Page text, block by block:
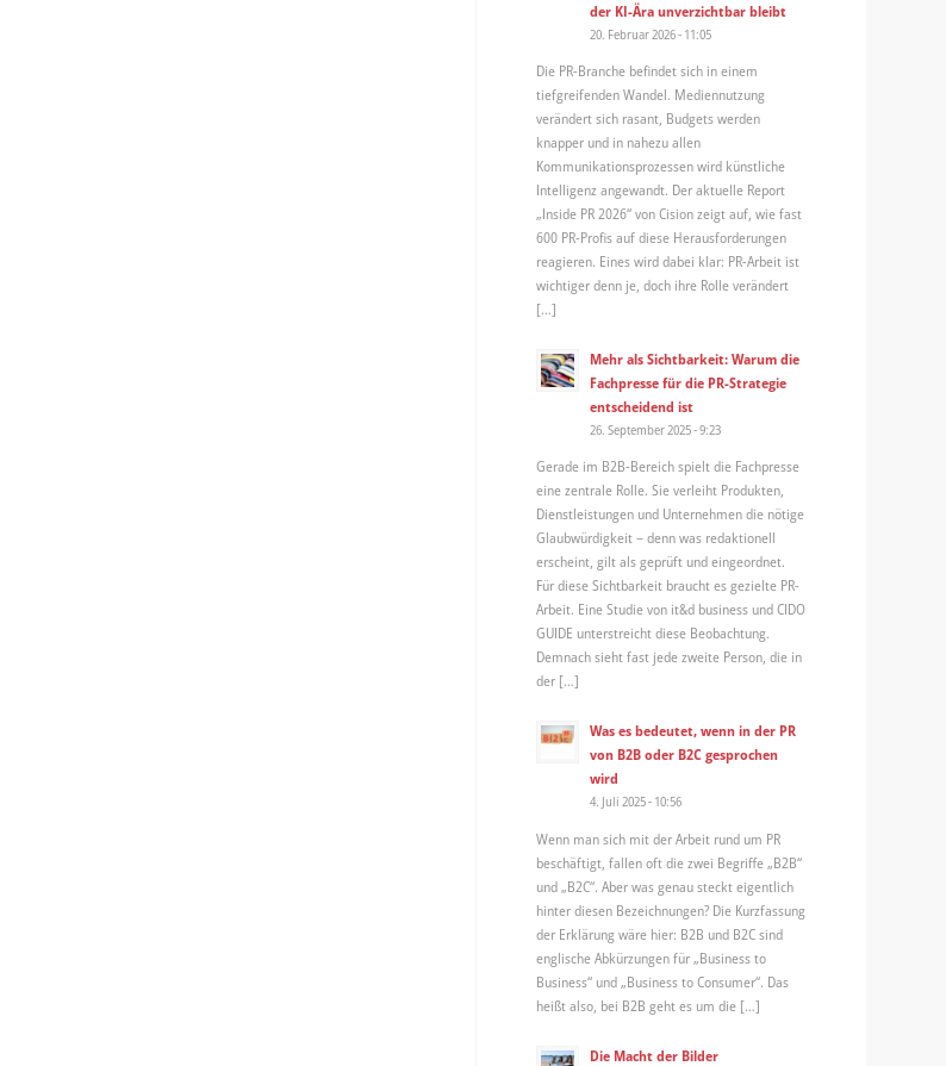
der KI-Ära unverzichtbar bleibt
20. Februar 2026 - 11:05
Die PR-Branche befindet sich in einem
tiefgreifenden Wandel. Mediennutzung
verändert sich rasant, Budgets werden
knapper und in nahezu allen
Kommunikationsprozessen wird künstliche
Intelligenz angewandt. Der aktuelle Report
„Inside PR 2026“ von Cision zeigt auf, wie fast
600 PR-Profis auf diese Herausforderungen
reagieren. Eines wird dabei klar: PR-Arbeit ist
wichtiger denn je, doch ihre Rolle verändert
[…]
Mehr als Sichtbarkeit: Warum die
Fachpresse für die PR-Strategie
entscheidend ist
26. September 2025 - 9:23
Gerade im B2B-Bereich spielt die Fachpresse
eine zentrale Rolle. Sie verleiht Produkten,
Dienstleistungen und Unternehmen die nötige
Glaubwürdigkeit – denn was redaktionell
erscheint, gilt als geprüft und eingeordnet.
Für diese Sichtbarkeit braucht es gezielte PR-
Arbeit. Eine Studie von it&d business und CIDO
GUIDE unterstreicht diese Beobachtung.
Demnach sieht fast jede zweite Person, die in
der […]
Was es bedeutet, wenn in der PR
von B2B oder B2C gesprochen
wird
4. Juli 2025 - 10:56
Wenn man sich mit der Arbeit rund um PR
beschäftigt, fallen oft die zwei Begriffe „B2B“
und „B2C“. Aber was genau steckt eigentlich
hinter diesen Bezeichnungen? Die Kurzfassung
der Erklärung wäre hier: B2B und B2C sind
englische Abkürzungen für „Business to
Business“ und „Business to Consumer“. Das
heißt also, bei B2B geht es um die […]
Die Macht der Bilder